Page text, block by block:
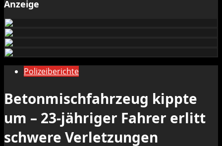
Anzeige
Polizeiberichte
Betonmischfahrzeug kippte
um – 23-jähriger Fahrer erlitt
schwere Verletzungen